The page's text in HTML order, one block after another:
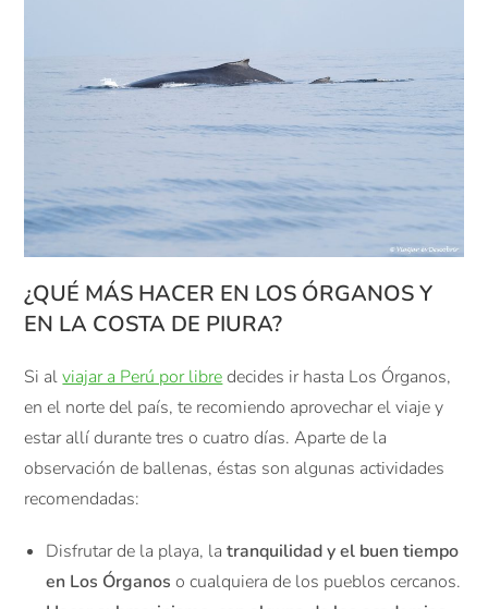
¿QUÉ MÁS HACER EN LOS ÓRGANOS Y
EN LA COSTA DE PIURA?
Si alviajar a Perú por libredecides ir hasta Los Órganos,
en el norte del país, te recomiendo aprovechar el viaje y
estar allí durante tres o cuatro días. Aparte de la
observación de ballenas, éstas son algunas actividades
recomendadas:
Disfrutar de la playa, latranquilidad y el buen tiempo
en Los Órganos o cualquiera de los pueblos cercanos.